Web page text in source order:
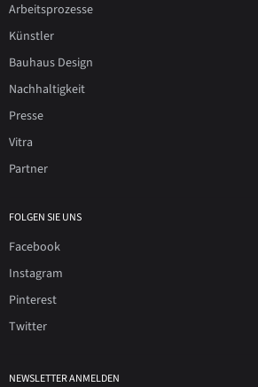
Arbeitsprozesse
Künstler
Bauhaus Design
Nachhaltigkeit
Presse
Vitra
Partner
FOLGEN SIE UNS
Facebook
Instagram
Pinterest
Twitter
NEWSLETTER ANMELDEN